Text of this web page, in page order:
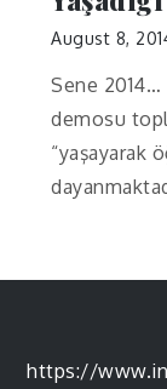
August 8,
Sene 2014…
demosu
“yaşayarak
https://